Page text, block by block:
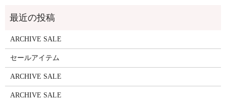
ARCHIVE SALE
セールアイテム
ARCHIVE SALE
ARCHIVE SALE